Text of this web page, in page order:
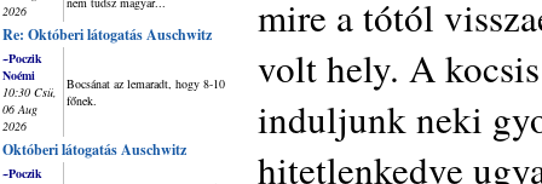
2026
Re: Októberi látogatás Auschwitz
~Poczik
Noémi
10:30 Csü,
06 Aug
2026
Bocsánat az lemaradt, hogy 8-10
főnek.
Októberi látogatás Auschwitz
~Poczik
mire a tótól
volt hely. A
induljunk neki
hitetlenkedve